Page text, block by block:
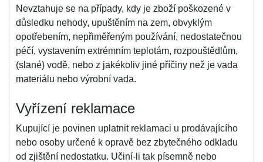
Nevztahuje se na případy, kdy je zboží poškozené v
důsledku nehody, upuštěním na zem, obvyklým
opotřebením, nepřiměřeným používání, nedostatečnou
péčí, vystavením extrémním teplotám, rozpouštědlům,
(slané) vodě, nebo z jakékoliv jiné příčiny než je vada
materiálu nebo výrobní vada.
Vyřízení reklamace
Kupující je povinen uplatnit reklamaci u prodávajícího
nebo osoby určené k opravě bez zbytečného odkladu
od zjištění nedostatku. Učiní-li tak písemně nebo